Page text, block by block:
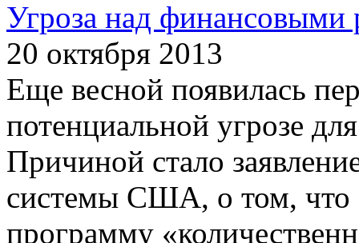
Угроза над финансовыми
20 октября 2013
Еще весной появилась
потенциальной угрозе
Причиной стало
системы США, о том, что
программу